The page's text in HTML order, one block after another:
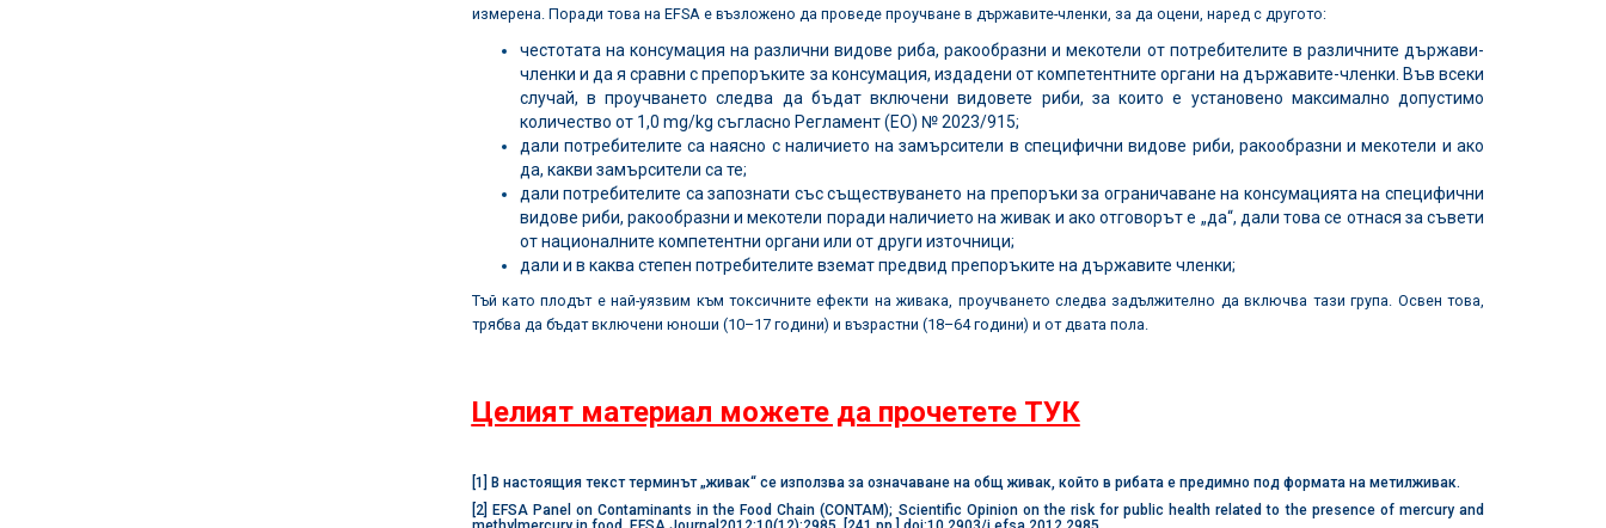
измерена. Поради това на EFSA е възложено да проведе проучване в държавите-членки, за да оцени, наред с другото:
честотата на консумация на различни видове риба, ракообразни и мекотели от потребителите в различните държави-
членки и да я сравни с препоръките за консумация, издадени от компетентните органи на държавите-членки. Във всеки
случай, в проучването следва да бъдат включени видовете риби, за които е установено максимално допустимо
количество от 1,0 mg/kg съгласно Регламент (ЕО) № 2023/915;
дали потребителите са наясно с наличието на замърсители в специфични видове риби, ракообразни и мекотели и ако
да, какви замърсители са те;
дали потребителите са запознати със съществуването на препоръки за ограничаване на консумацията на специфични
видове риби, ракообразни и мекотели поради наличието на живак и ако отговорът е „да“, дали това се отнася за съвети
от националните компетентни органи или от други източници;
дали и в каква степен потребителите вземат предвид препоръките на държавите членки;
Тъй като плодът е най-уязвим към токсичните ефекти на живака, проучването следва задължително да включва тази група. Освен това,
трябва да бъдат включени юноши (10–17 години) и възрастни (18–64 години) и от двата пола.
Целият материал можете да прочетете ТУК
[1]
В настоящия текст терминът „живак“ се използва за означаване на общ живак, който в рибата е предимно под формата на метилживак.
[2]
EFSA Panel on Contaminants in the Food Chain (CONTAM); Scientific Opinion on the risk for public health related to the presence of mercury and